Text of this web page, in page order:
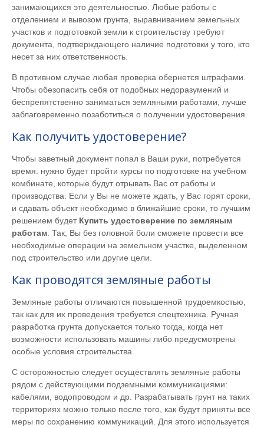
занимающихся это деятельностью. Любые работы с
отделением и вывозом грунта, выравниванием земельных
участков и подготовкой земли к строительству требуют
документа, подтверждающего наличие подготовки у того, кто
несет за них ответственность.
В противном случае любая проверка обернется штрафами.
Чтобы обезопасить себя от подобных недоразумений и
беспрепятственно заниматься земляными работами, лучше
заблаговременно позаботиться о получении удостоверения.
Как получить удостоверение?
Чтобы заветный документ попал в Ваши руки, потребуется
время: нужно будет пройти курсы по подготовке на учебном
комбинате, которые будут отрывать Вас от работы и
производства. Если у Вы не можете ждать, у Вас горят сроки,
и сдавать объект необходимо в ближайшие сроки, то лучшим
решением будет Купить удостоверение по земляным
работам . Так, Вы без головной боли сможете провести все
необходимые операции на земельном участке, выделенном
под строительство или другие цели.
Как проводятся земляные работы
Земляные работы отличаются повышенной трудоемкостью,
так как для их проведения требуется спецтехника. Ручная
разработка грунта допускается только тогда, когда нет
возможности использовать машины либо предусмотрены
особые условия строительства.
С осторожностью следует осуществлять земляные работы
рядом с действующими подземными коммуникациями:
кабелями, водопроводом и др. Разрабатывать грунт на таких
территориях можно только после того, как будут приняты все
меры по сохранению коммуникаций. Для этого используется